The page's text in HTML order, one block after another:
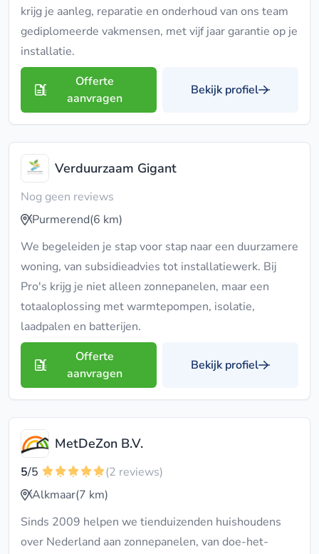
krijg je aanleg, reparatie en onderhoud van ons team
gediplomeerde vakmensen, met vijf jaar garantie op je
installatie.
Offerte
aanvragen
Bekijk profiel
Verduurzaam Gigant
Nog geen reviews
Purmerend(6 km)
We begeleiden je stap voor stap naar een duurzamere
woning, van subsidieadvies tot installatiewerk. Bij
Pro's krijg je niet alleen zonnepanelen, maar een
totaaloplossing met warmtepompen, isolatie,
laadpalen en batterijen.
Offerte
aanvragen
Bekijk profiel
MetDeZon B.V.
5/5
(2 reviews)
Alkmaar(7 km)
Sinds 2009 helpen we tienduizenden huishoudens
over Nederland aan zonnepanelen, van doe-het-